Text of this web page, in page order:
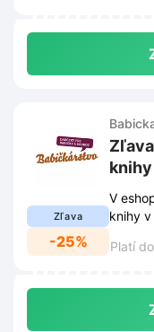
Zľava
-25%
V
knihy
Platí